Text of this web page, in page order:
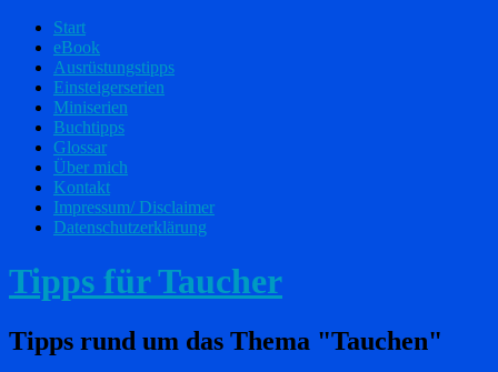
Start
eBook
Ausrüstungstipps
Einsteigerserien
Miniserien
Buchtipps
Glossar
Über mich
Kontakt
Impressum/ Disclaimer
Datenschutzerklärung
Tipps für Taucher
Tipps rund um das Thema "Tauchen"